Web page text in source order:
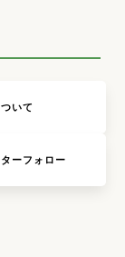
いて
ーフォロー